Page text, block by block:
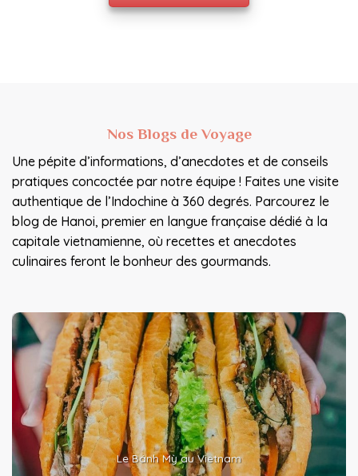
Nos Blogs de Voyage
Une pépite d’informations, d’anecdotes et de conseils
pratiques concoctée par notre équipe ! Faites une visite
authentique de l’Indochine à 360 degrés. Parcourez le
blog de Hanoi, premier en langue française dédié à la
capitale vietnamienne, où recettes et anecdotes
culinaires feront le bonheur des gourmands.
Le Bánh Mỳ au Vietnam